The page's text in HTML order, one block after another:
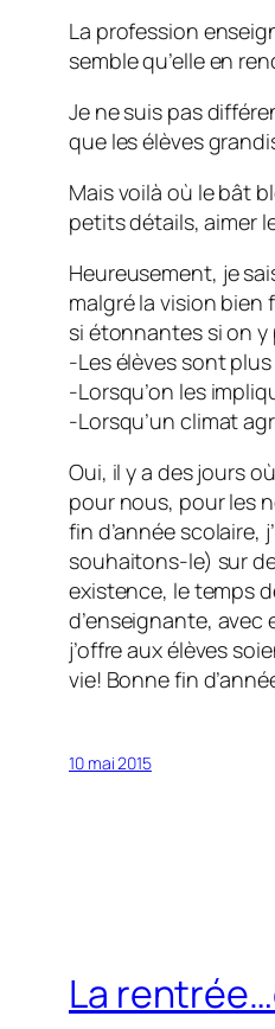
La profession
semble qu’elle en
Je ne suis pas
que les élèves
Mais voilà où le bât
petits détails, aimer
Heureusement, je
malgré la vision
si étonnantes si on
-Les élèves sont
-Lorsqu’on les
-Lorsqu’un climat
Oui, il y a des jours
pour nous, pour les
fin d’année
souhaitons-le) sur
existence, le temps
d’enseignante,
j’offre aux élèves
vie! Bonne fin
10 mai 2015
La